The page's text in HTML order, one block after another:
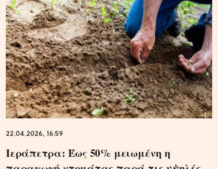
22.04.2026, 16:59
Ιεράπετρα: Έως 50% μειωμένη η